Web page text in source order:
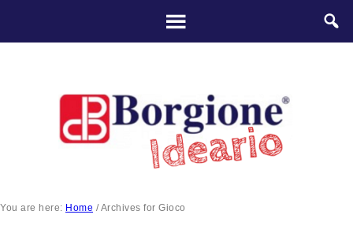
You are here: Home /Archives for Gioco